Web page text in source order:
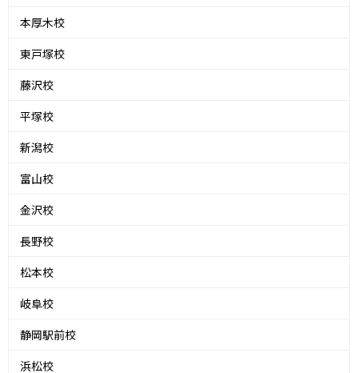
本厚木校
東戸塚校
藤沢校
平塚校
新潟校
富山校
金沢校
長野校
松本校
岐阜校
静岡駅前校
浜松校